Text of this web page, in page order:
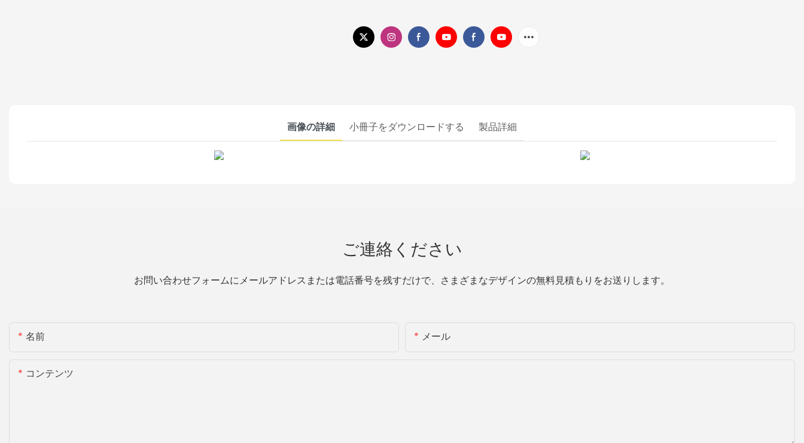
画像の詳細 小冊子をダウンロードする 製品詳細
ご連絡ください
お問い合わせフォームにメールアドレスまたは電話番号を残すだけで、さまざまなデザインの無料見積もりをお送りします。
名前 メール
コンテンツ